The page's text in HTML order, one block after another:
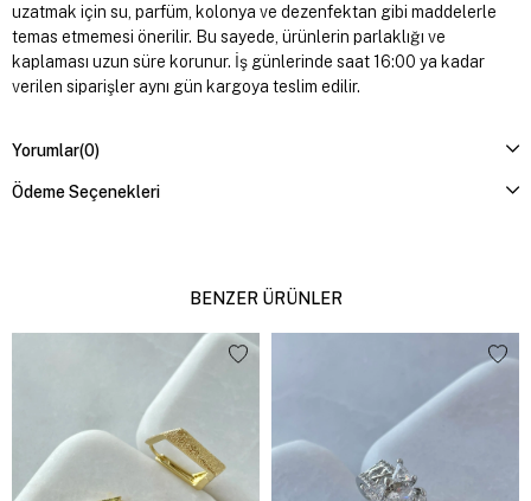
uzatmak için su, parfüm, kolonya ve dezenfektan gibi maddelerle
temas etmemesi önerilir. Bu sayede, ürünlerin parlaklığı ve
kaplaması uzun süre korunur. İş günlerinde saat 16:00 ya kadar
verilen siparişler aynı gün kargoya teslim edilir.
Yorumlar(0)
Ödeme Seçenekleri
BENZER ÜRÜNLER